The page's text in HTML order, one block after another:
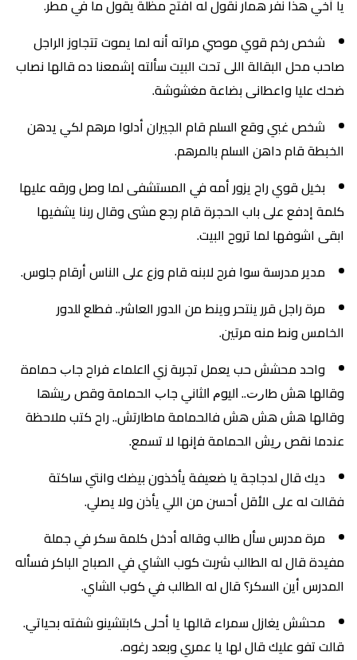
يا أخي هذا نفر همار نقول له افتح مظلة يقول ما في مطر.
شخص رخم قوي موصي مراته أنه لما يموت تتجاوز الراجل
صاحب محل البقالة اللى تحت البيت سألته إشمعنا ده قالها نصاب
ضحك عليا واعطانى بضاعة مغشوشة.
شخص غبي وقع السلم قام الجيران أدلوا مرهم لكي يدهن
الخبطة قام داهن السلم بالمرهم.
بخيل قوي راح يزور أمه في المستشفى لما وصل ورقه عليها
كلمة إدفع على باب الحجرة قام رجع مشى وقال ربنا يشفيها
ابقى اشوفها لما تروح البيت.
مدير مدرسة سوا فرح لابنه قام وزع على الناس أرقام جلوس.
مرة راجل قرر ينتحر وينط من الدور العاشر.. فطلع للدور
الخامس ونط منه مرتين.
واحد ﻣﺤﺸﺶ ﺣﺐ يعمل ﺗﺠﺮبة زي ﺍﻟعلماء فراح ﺟﺎﺏ ﺣﻤﺎﻣة
وقالها ﻫﺶ ﻃﺎﺭﺕ.. ﺍﻟﻴﻮﻡ ﺍﻟﺜﺎﻧﻲ ﺟﺎﺏ الحمامة وﻗﺺ ﺭﻳﺸها
وقالها ﻫﺶ ﻫﺶ ﻫﺶ فالحمامة ماطارتش.. راح ﻛﺘﺐ ﻣﻼحظة
ﻋﻨﺪﻣﺎ ﻧﻘﺺ ﺭﻳﺶ الحمامة ﻓإﻧﻬﺎ ﻻ ﺗﺴﻤﻊ.
ديك قال لدجاجة يا ضعيفة يأخذون بيضك وانتي ساكتة
فقالت له على الأقل أحسن من اللي يأذن ولا يصلي.
مرة مدرس سأل طالب وقاله أدخل كلمة سكر في جملة
مفيدة قال له الطالب شربت كوب الشاي في الصباح الباكر فسأله
المدرس أين السكر؟ قال له الطالب في كوب الشاي.
محشش يغازل سمراء قالها يا أحلى كابتشينو شفته بحياتي.
قالت تفو عليك قال لها يا عمري وبعد رغوه.